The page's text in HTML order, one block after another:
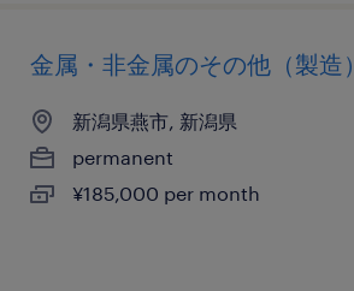
金属・非金属のその他（製造）
新潟県燕市, 新潟県
permanent
¥185,000 per month